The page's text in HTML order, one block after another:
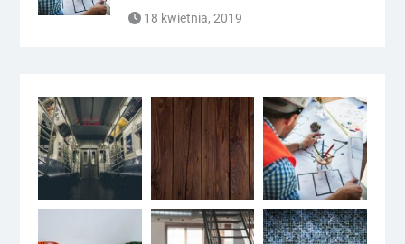
18 kwietnia, 2019